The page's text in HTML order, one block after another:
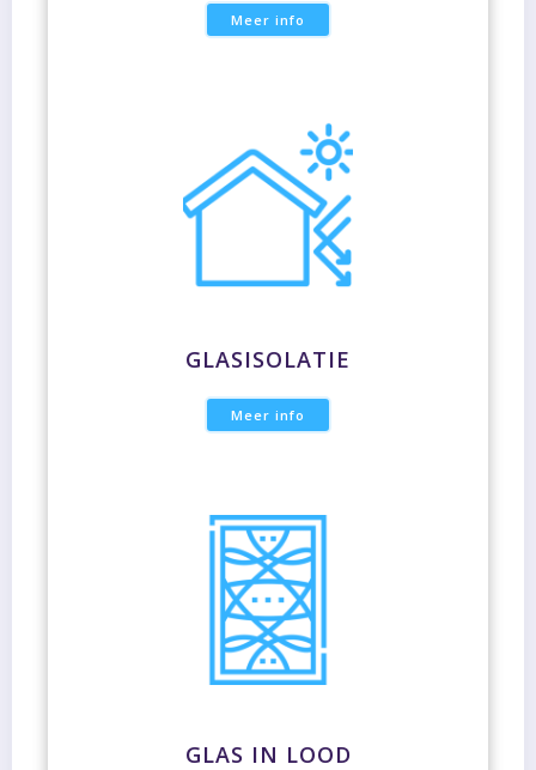
Meer info
GLASISOLATIE
Meer info
GLAS IN LOOD